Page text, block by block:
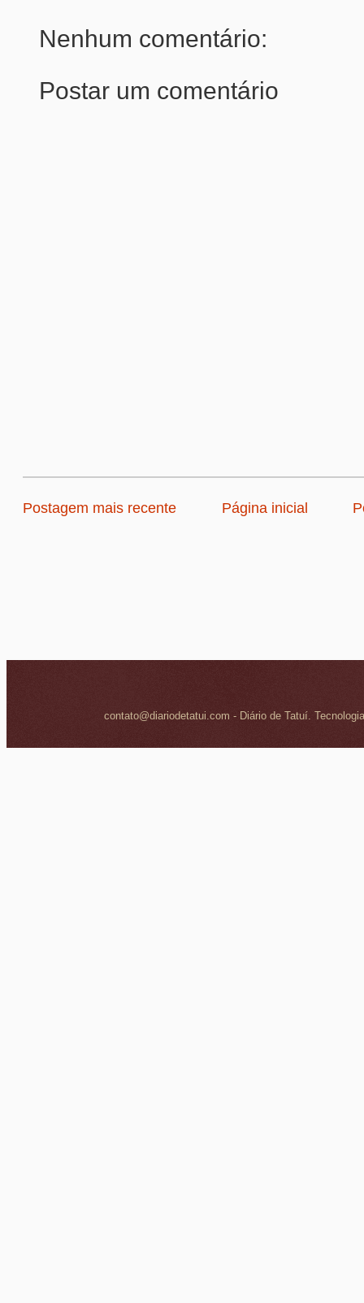
Nenhum comentário:
Postar um comentário
Postagem mais recente Página inicial
contato@diariodetatui.com - Diário de Tatuí.